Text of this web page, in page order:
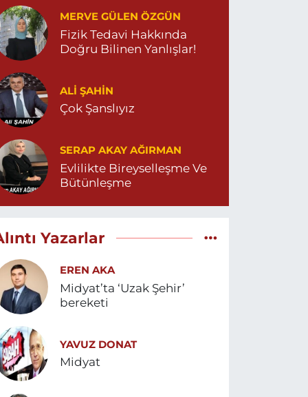
MERVE GÜLEN ÖZGÜN
Fizik Tedavi Hakkında
Doğru Bilinen Yanlışlar!
ALI ŞAHİN
Çok Şanslıyız
SERAP AKAY AĞIRMAN
Evlilikte Bireyselleşme Ve
Bütünleşme
Yazarlar
EREN AKA
Midyat’ta ‘Uzak Şehir’
bereketi
YAVUZ DONAT
Midyat